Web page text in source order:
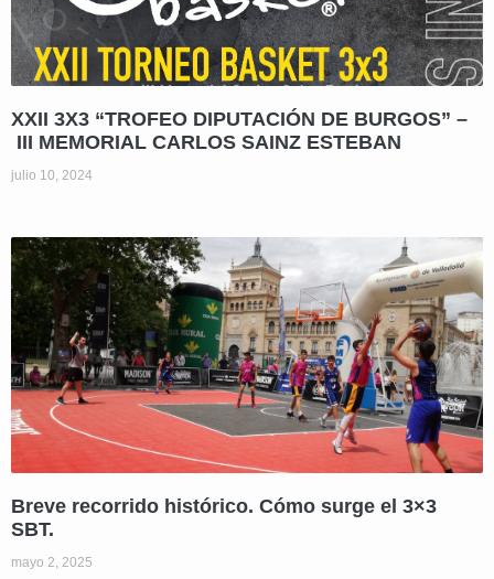
XXII 3X3 “TROFEO DIPUTACIÓN DE BURGOS” –
III MEMORIAL CARLOS SAINZ ESTEBAN
julio 10, 2024
Breve recorrido histórico. Cómo surge el 3×3
SBT.
mayo 2, 2025